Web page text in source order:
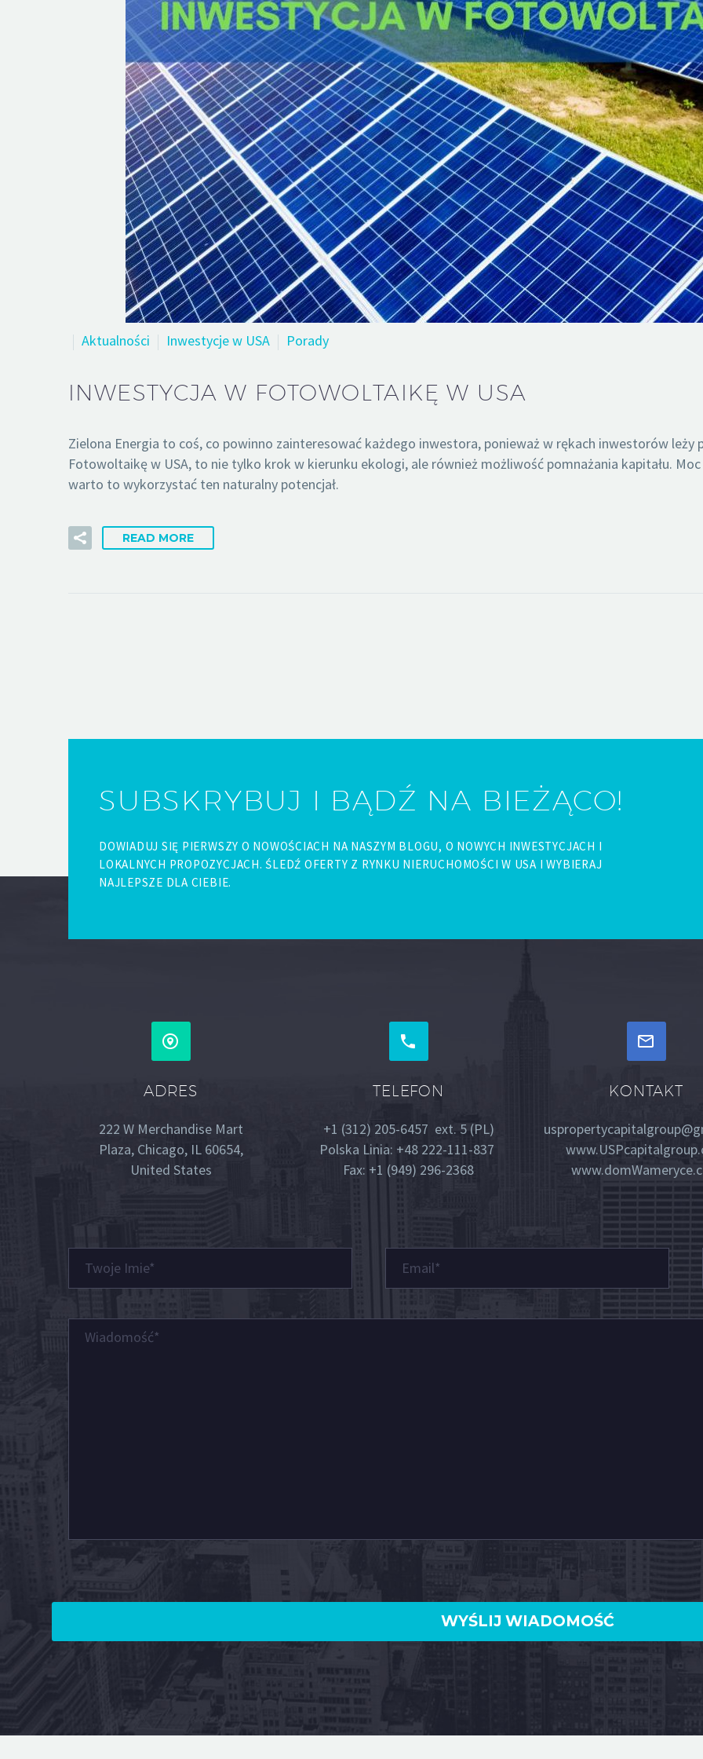
Aktualności Inwestycje w USA Porady
INWESTYCJA W FOTOWOLTAIKĘ W USA
Zielona Energia to coś, co powinno zainteresować każdego inwestora, ponieważ w rękach inwestorów leży
Fotowoltaikę w USA, to nie tylko krok w kierunku ekologi, ale również możliwość pomnażania kapitału.
warto to wykorzystać ten naturalny potencjał.
READ MORE
SUBSKRYBUJ I BĄDŹ NA BIEŻĄCO!
DOWIADUJ SIĘ PIERWSZY O NOWOŚCIACH NA NASZYM BLOGU, O NOWYCH INWESTYCJACH I
LOKALNYCH PROPOZYCJACH. ŚLEDŹ OFERTY Z RYNKU NIERUCHOMOŚCI W USA I WYBIERAJ
NAJLEPSZE DLA CIEBIE.


ADRES
222 W Merchandise Mart
Plaza, Chicago, IL 60654,
United States


TELEFON
+1 (312) 205-6457 ext. 5 (PL)
Polska Linia: +48 222-111-837
Fax: +1 (949) 296-2368


KONTAKT